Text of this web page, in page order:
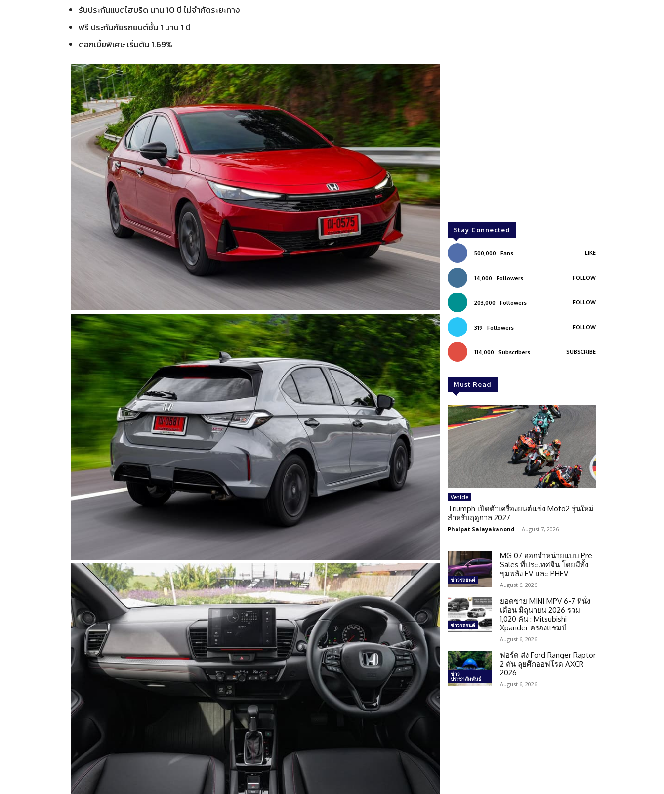
รับประกันแบตไฮบริด นาน 10 ปี ไม่จำกัดระยะทาง
ฟรี ประกันภัยรถยนต์ชั้น 1 นาน 1 ปี
ดอกเบี้ยพิเศษ เริ่มต้น 1.69%
Stay Connected
500,000 Fans LIKE
14,000 Followers FOLLOW
203,000 Followers FOLLOW
319 Followers FOLLOW
114,000 Subscribers SUBSCRIBE
Must Read
Vehicle
Triumph เปิดตัวเครื่องยนต์แข่ง Moto2 รุ่นใหม่
สำหรับฤดูกาล 2027
Pholpat Salayakanond - August 7, 2026
ข่าวรถยนต์
MG 07 ออกจำหน่ายแบบ Pre-
Sales ที่ประเทศจีน โดยมีทั้ง
ขุมพลัง EV และ PHEV
August 6, 2026
ข่าวรถยนต์
ยอดขาย MINI MPV 6-7 ที่นั่ง
เดือน มิถุนายน 2026 รวม
1,020 คัน : Mitsubishi
Xpander ครองแชมป์
August 6, 2026
ข่าว
ประชาสัมพันธ์
ฟอร์ด ส่ง Ford Ranger Raptor
2 คัน ลุยศึกออฟโรด AXCR
2026
August 6, 2026